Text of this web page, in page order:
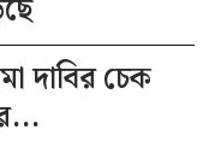
দাবির চেক